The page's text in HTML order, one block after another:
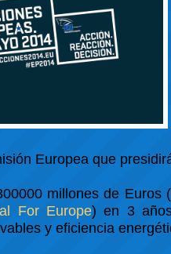
Europea que
millones de
For Europe) en 3
y eficiencia